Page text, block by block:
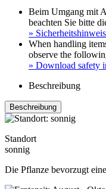
Beim Umgang mit
beachten Sie bitte
»
When handling
observe the
» Download safety
Beschreibung
Beschreibung
Standort
sonnig
Die Pflanze bevorzugt